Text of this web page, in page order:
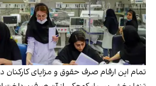
تمام این ارقام صرف حقوق و مزایای